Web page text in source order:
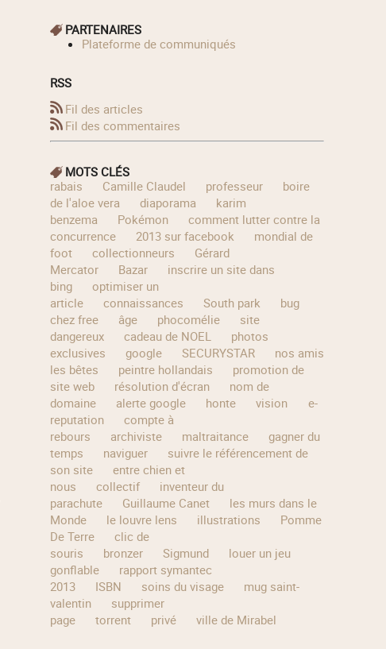
PARTENAIRES
Plateforme de communiqués
RSS
Fil des articles
Fil des commentaires
MOTS CLÉS
rabais
Camille Claudel professeur
boire
de l'aloe vera
diaporama
karim
benzema
Pokémon
comment lutter contre la
concurrence
2013 sur facebook
mondial de
foot
collectionneurs
Gérard
Mercator
Bazar
inscrire un site dans
bing
optimiser un
article
connaissances South park
bug
chez free
âge phocomélie
site
dangereux
cadeau de NOEL
photos
exclusives
google SECURYSTAR
nos amis
les bêtes
peintre hollandais
promotion de
site web
résolution d'écran
nom de
domaine
alerte google honte vision
e-
reputation
compte à
rebours
archiviste maltraitance
gagner du
temps
naviguer
suivre le référencement de
son site
entre chien et
nous
collectif
inventeur du
parachute
Guillaume Canet
les murs dans le
Monde
le louvre lens illustrations
Pomme
De Terre
clic de
souris
bronzer Sigmund
louer un jeu
gonflable
rapport symantec
2013
ISBN soins du visage
mug saint-
valentin
supprimer
page
torrent privé ville de Mirabel